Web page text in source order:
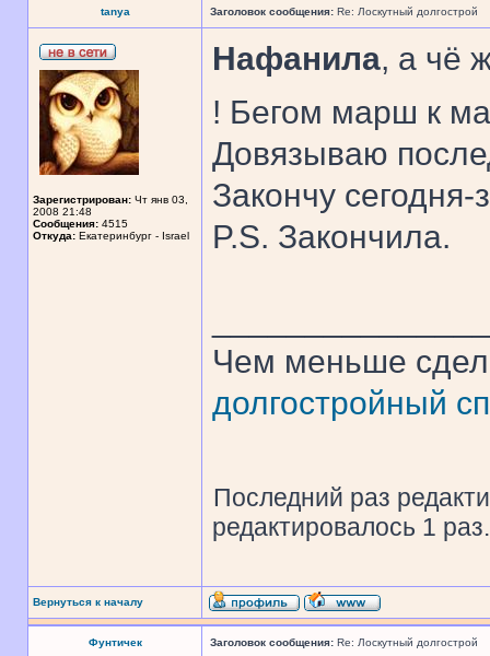
tanya Заголовок сообщения: Re: Лоскутный долгострой
Зарегистрирован: Чт янв 03,
2008 21:48
Сообщения: 4515
Откуда: Екатеринбург - Israel
Нафанила, а чё
! Бегом марш к
Довязываю
Закончу сегодня-
P.S. Закончила.
Чем меньше
долгостройный
Последний раз
редактировалось 1 раз.
Вернуться к началу
Фунтичек Заголовок сообщения: Re: Лоскутный долгострой